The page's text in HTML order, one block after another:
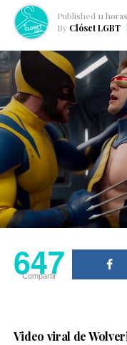
Published 11
By Clóset LGBT
647
Compartir
Video viral de